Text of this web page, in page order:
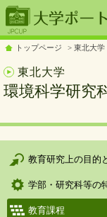
トップページ 東北大学
東北大学
環境科学研究
教育研究上の目的
学部・研究科等の
教育課程